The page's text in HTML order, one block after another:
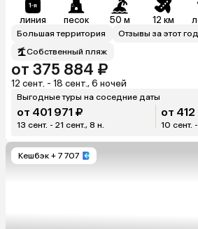
линия песок 50 м 12 км
Большая территория
Отзывы за этот год
Собственный пляж
от 375 884 ₽
12 сент. - 18 сент., 6 ночей
Выгодные туры на соседние даты
от 401 971 ₽
13 сент. - 21 сент., 8 н.
от
10 сент.
Кешбэк + 7 707